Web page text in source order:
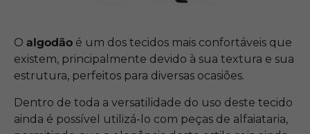
O algodão é um dos tecidos mais confortáveis que
existem, principalmente devido à sua textura e sua
estrutura, perfeitos para diversas ocasiões.
Dentro de toda a versatilidade do uso deste tecido
ainda é possível utilizá-lo com peças de alfaiataria,